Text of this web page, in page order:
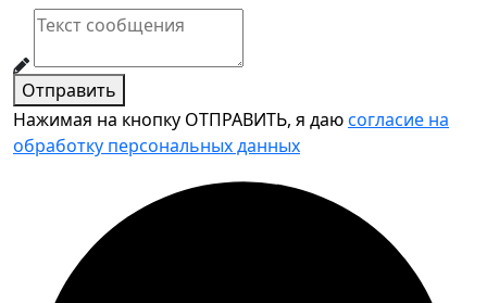
Отправить
Нажимая на кнопку ОТПРАВИТЬ, я даюсогласие на
обработку персональных данных